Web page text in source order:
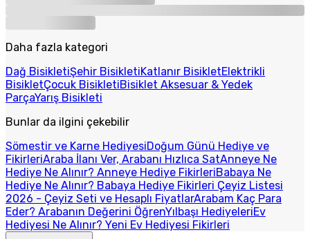
Daha fazla kategori
Dağ BisikletiŞehir BisikletiKatlanır BisikletElektrikli
BisikletÇocuk BisikletiBisiklet Aksesuar & Yedek
ParçaYarış Bisikleti
Bunlar da ilgini çekebilir
Sömestir ve Karne HediyesiDoğum Günü Hediye ve
FikirleriAraba İlanı Ver, Arabanı Hızlıca SatAnneye Ne
Hediye Ne Alınır? Anneye Hediye FikirleriBabaya Ne
Hediye Ne Alınır? Babaya Hediye Fikirleri Çeyiz Listesi
2026 - Çeyiz Seti ve Hesaplı FiyatlarArabam Kaç Para
Eder? Arabanın Değerini ÖğrenYılbaşı HediyeleriEv
Hediyesi Ne Alınır? Yeni Ev Hediyesi Fikirleri